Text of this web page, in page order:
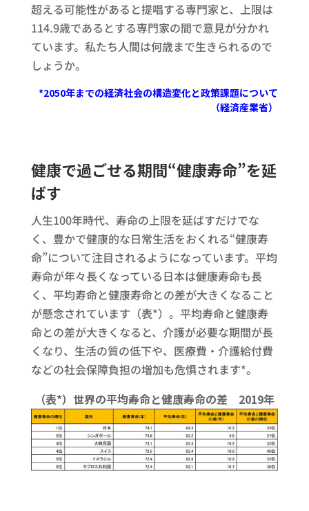
超える可能性があると提唱する専門家と、上限は
114.9歳であるとする専門家の間で意見が分かれ
ています。私たち人間は何歳まで生きられるので
しょうか。
*2050年までの経済社会の構造変化と政策課題について
（経済産業省）
健康で過ごせる期間“健康寿命”を延
ばす
人生100年時代、寿命の上限を延ばすだけでな
く、豊かで健康的な日常生活をおくれる“健康寿
命”について注目されるようになっています。平均
寿命が年々長くなっている日本は健康寿命も長
く、平均寿命と健康寿命との差が大きくなること
が懸念されています（表*）。平均寿命と健康寿
命との差が大きくなると、介護が必要な期間が長
くなり、生活の質の低下や、医療費・介護給付費
などの社会保障負担の増加も危惧されます*。
（表*）世界の平均寿命と健康寿命の差 2019年